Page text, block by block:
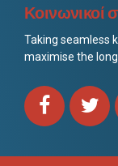
Κοινωνικοί
Taking seamless
maximise the